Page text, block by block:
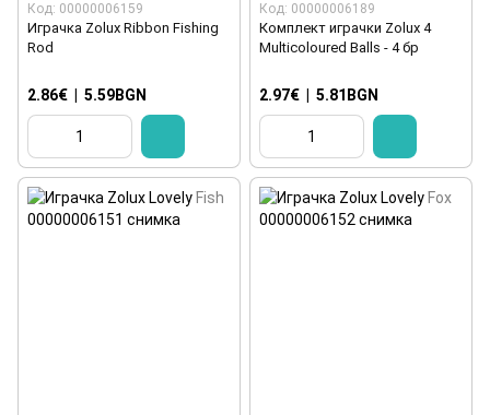
Код: 00000006159
Играчка Zolux Ribbon Fishing
Rod
2.86€ 5.59BGN
Код: 00000006189
Комплект играчки Zolux 4
Multicoloured Balls - 4 бр
2.97€ 5.81BGN